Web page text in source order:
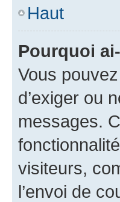
Haut
Pourquoi
Vous
d’exiger ou
messages.
visiteurs,
l’envoi de